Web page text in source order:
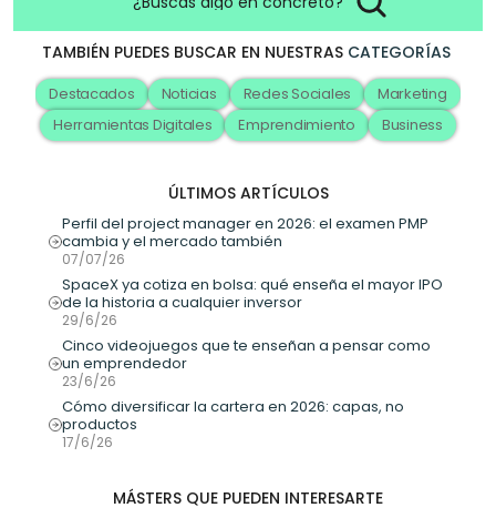
TAMBIÉN PUEDES BUSCAR EN NUESTRAS CATEGORÍAS
Destacados Noticias Redes Sociales
Marketing
Herramientas Digitales
Emprendimiento Business
ÚLTIMOS ARTÍCULOS
Perfil del project manager en 2026: el examen PMP
cambia y el mercado también
07/07/26
SpaceX ya cotiza en bolsa: qué enseña el mayor IPO
de la historia a cualquier inversor
29/6/26
Cinco videojuegos que te enseñan a pensar como
un emprendedor
23/6/26
Cómo diversificar la cartera en 2026: capas, no
productos
17/6/26
MÁSTERS QUE PUEDEN INTERESARTE